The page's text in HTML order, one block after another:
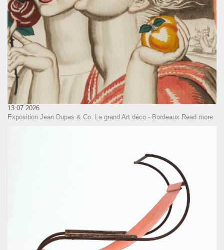
13.07.2026
Exposition Jean Dupas & Co. Le grand Art déco - Bordeaux Read more